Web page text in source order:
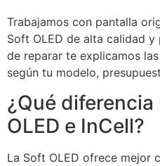
Trabajamos con pantalla
Soft OLED de alta calidad y
de reparar te explicamos
según tu modelo,
¿Qué
OLED e InCell?
La Soft OLED ofrece mejor